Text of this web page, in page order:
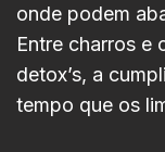
onde podem
Entre charros e
detox’s, a
tempo que os